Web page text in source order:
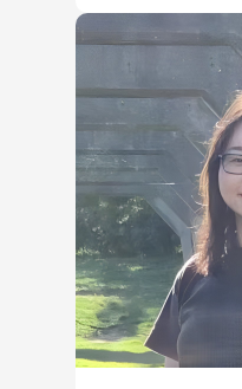
斯玛丽霍尔学
Hall）、劳伦斯
Lawrenceville
（Peddie
（Blair
校。
心理学与教育
对学生成长、
划有着深入理
导，深耕国际
运用系统化思
的方式，帮助
确发展方向，
趣、个人特点
行的升学策略
通过引导学生
助他们建立内
力。
在申请规划过
全方位指导，
程选择策略、
升项目设计、
请、大学选校
面试辅导等。
心，帮助学生
中展现真实且
截至目前，
斯坦福大学（
University）、
（Columbia
学（Cornell
金斯大学（